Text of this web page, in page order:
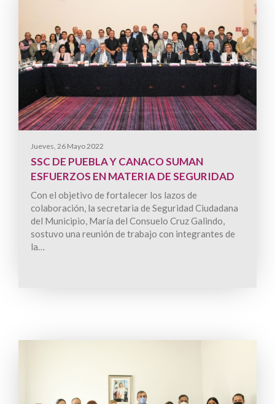
Jueves, 26 Mayo 2022
SSC DE PUEBLA Y CANACO SUMAN
ESFUERZOS EN MATERIA DE SEGURIDAD
Con el objetivo de fortalecer los lazos de
colaboración, la secretaria de Seguridad Ciudadana
del Municipio, María del Consuelo Cruz Galindo,
sostuvo una reunión de trabajo con integrantes de
la…